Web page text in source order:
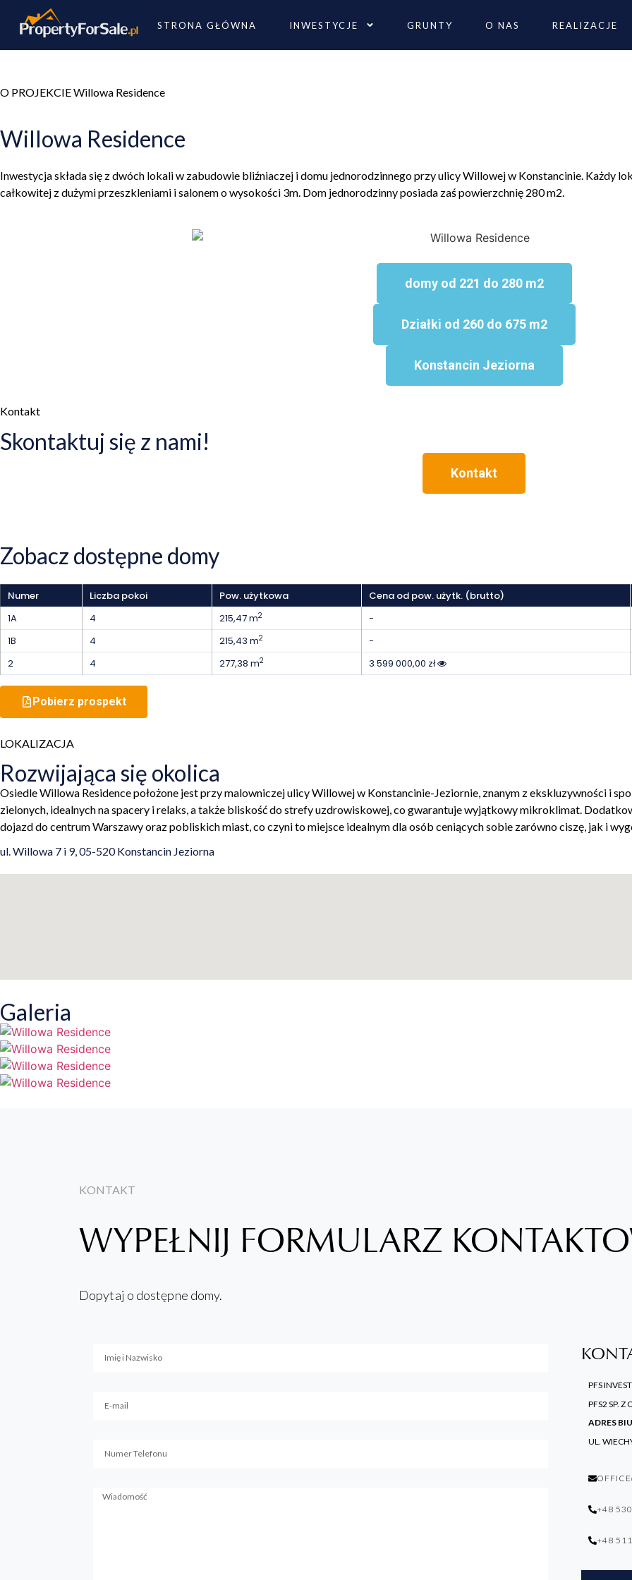
STRONA GŁÓWNA INWESTYCJE GRUNTY O NAS REALIZACJE
O PROJEKCIE Willowa Residence
Willowa Residence
Inwestycja składa się z dwóch lokali w zabudowie bliźniaczej i domu jednorodzinnego przy ulicy Willowej w Konstancinie. Każdy
całkowitej z dużymi przeszkleniami i salonem o wysokości 3m. Dom jednorodzinny posiada zaś powierzchnię 280 m2.
domy od 221 do 280 m2
Działki od 260 do 675 m2
Konstancin Jeziorna
Kontakt
Skontaktuj się z nami!
Kontakt
Zobacz dostępne domy
Numer Liczba pokoi Pow. użytkowa
Cena od pow. użytk. (brutto)
1A
4 215,47 m2
-
1B
4 215,43 m2
-
2
4 277,38 m2 3 599 000,00 zł
Pobierz prospekt
LOKALIZACJA
Rozwijająca się okolica
Osiedle Willowa Residence położone jest przy malowniczej ulicy Willowej w Konstancinie-Jeziornie, znanym z ekskluzywności i
zielonych, idealnych na spacery i relaks, a także bliskość do strefy uzdrowiskowej, co gwarantuje wyjątkowy mikroklimat.
dojazd do centrum Warszawy oraz pobliskich miast, co czyni to miejsce idealnym dla osób ceniących sobie zarówno ciszę, jak i
ul. Willowa 7 i 9, 05-520 Konstancin Jeziorna
Galeria
KONTAKT
WYPEŁNIJ FORMULARZ
Dopytaj o dostępne domy.
PFS
PFS2 SP. Z
ADRES
UL.
+48
+48